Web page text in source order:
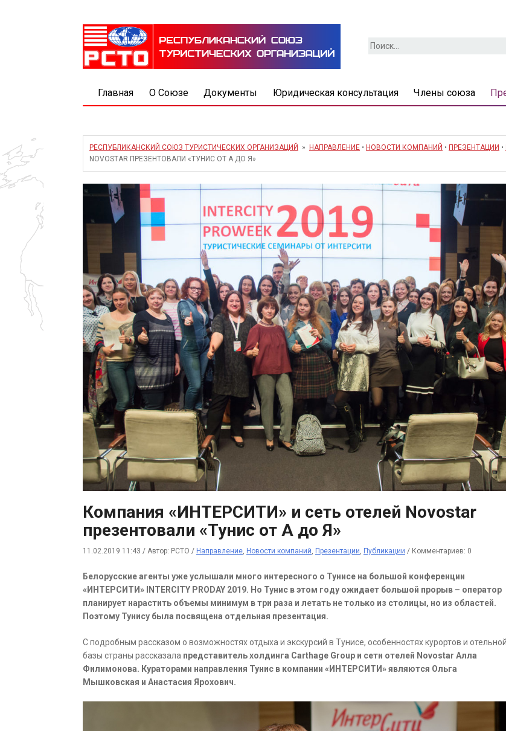
Найти:
Главная О Союзе Документы Юридическая консультация Члены союза
РЕСПУБЛИКАНСКИЙ СОЮЗ ТУРИСТИЧЕСКИХ ОРГАНИЗАЦИЙ » НАПРАВЛЕНИЕ • НОВОСТИ КОМПАНИЙ • ПРЕЗЕНТАЦИИ •
NOVOSTAR ПРЕЗЕНТОВАЛИ «ТУНИС ОТ А ДО Я»
Компания «ИНТЕРСИТИ» и сеть отелей Novostar
презентовали «Тунис от А до Я»
11.02.2019 11:43 / Автор: РСТО / Направление, Новости компаний, Презентации, Публикации / Комментариев: 0
Белорусские агенты уже услышали много интересного о Тунисе на большой конференции
«ИНТЕРСИТИ» INTERCITY PRODAY 2019. Но Тунис в этом году ожидает большой прорыв – оператор
планирует нарастить объемы минимум в три раза и летать не только из столицы, но из областей.
Поэтому Тунису была посвящена отдельная презентация.
С подробным рассказом о возможностях отдыха и экскурсий в Тунисе, особенностях курортов и отельной
базы страны рассказала представитель холдинга Carthage Group и сети отелей Novostar Алла
Филимонова. Кураторами направления Тунис в компании «ИНТЕРСИТИ» являются Ольга
Мышковская и Анастасия Ярохович.